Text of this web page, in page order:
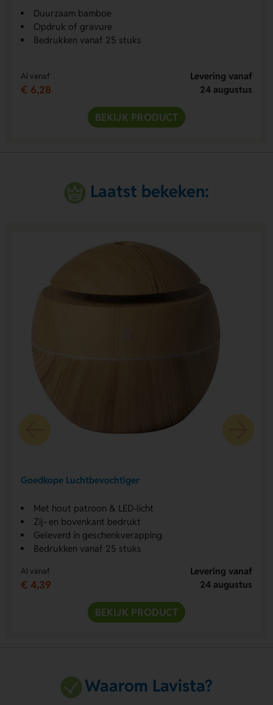
Duurzaam bamboe
Opdruk of gravure
Bedrukken vanaf 25 stuks
Al vanaf
€ 6,28
Levering vanaf
24 augustus
BEKIJK PRODUCT
Laatst bekeken:
Goedkope Luchtbevochtiger
Met hout patroon & LED-licht
Zij- en bovenkant bedrukt
Geleverd in geschenkverapping
Bedrukken vanaf 25 stuks
Al vanaf
€ 4,39
Levering vanaf
24 augustus
BEKIJK PRODUCT
Waarom Lavista?